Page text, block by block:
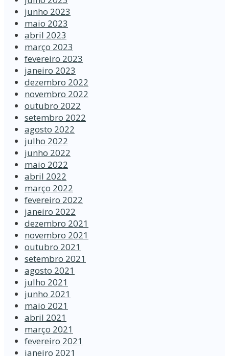
junho 2023
maio 2023
abril 2023
março 2023
fevereiro 2023
janeiro 2023
dezembro 2022
novembro 2022
outubro 2022
setembro 2022
agosto 2022
julho 2022
junho 2022
maio 2022
abril 2022
março 2022
fevereiro 2022
janeiro 2022
dezembro 2021
novembro 2021
outubro 2021
setembro 2021
agosto 2021
julho 2021
junho 2021
maio 2021
abril 2021
março 2021
fevereiro 2021
janeiro 2021